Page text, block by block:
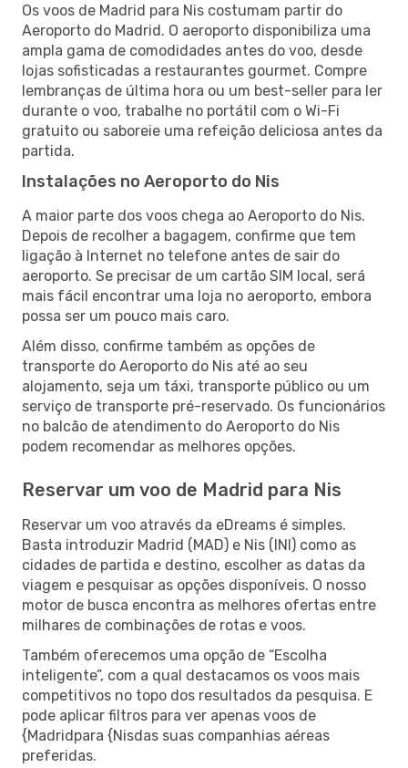
Os voos de Madrid para Nis costumam partir do
Aeroporto do Madrid. O aeroporto disponibiliza uma
ampla gama de comodidades antes do voo, desde
lojas sofisticadas a restaurantes gourmet. Compre
lembranças de última hora ou um best-seller para ler
durante o voo, trabalhe no portátil com o Wi-Fi
gratuito ou saboreie uma refeição deliciosa antes da
partida.
Instalações no Aeroporto do Nis
A maior parte dos voos chega ao Aeroporto do Nis.
Depois de recolher a bagagem, confirme que tem
ligação à Internet no telefone antes de sair do
aeroporto. Se precisar de um cartão SIM local, será
mais fácil encontrar uma loja no aeroporto, embora
possa ser um pouco mais caro.
Além disso, confirme também as opções de
transporte do Aeroporto do Nis até ao seu
alojamento, seja um táxi, transporte público ou um
serviço de transporte pré-reservado. Os funcionários
no balcão de atendimento do Aeroporto do Nis
podem recomendar as melhores opções.
Reservar um voo de Madrid para Nis
Reservar um voo através da eDreams é simples.
Basta introduzir Madrid (MAD) e Nis (INI) como as
cidades de partida e destino, escolher as datas da
viagem e pesquisar as opções disponíveis. O nosso
motor de busca encontra as melhores ofertas entre
milhares de combinações de rotas e voos.
Também oferecemos uma opção de “Escolha
inteligente”, com a qual destacamos os voos mais
competitivos no topo dos resultados da pesquisa. E
pode aplicar filtros para ver apenas voos de
{Madridpara {Nisdas suas companhias aéreas
preferidas.